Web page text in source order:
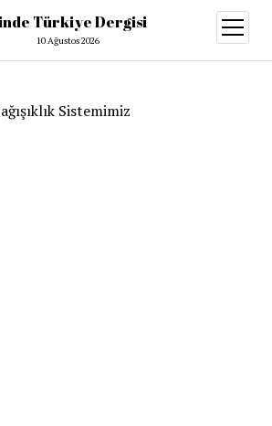
Türkiye Dergisi
10 Ağustos 2026
aç
Sistemimiz